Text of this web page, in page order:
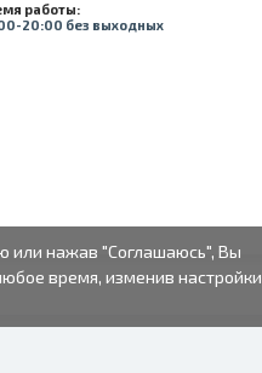
работы:
20:00 без выходных
или нажав "Соглашаюсь", Вы
время, изменив настройки